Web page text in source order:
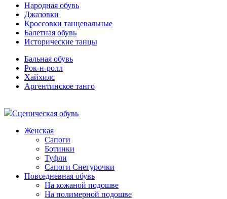
Народная обувь
Джазовки
Кроссовки танцевальные
Балетная обувь
Исторические танцы
Бальная обувь
Рок-н-ролл
Хайхилс
Аргентинское танго
Сценическая обувь
Женская
Сапоги
Ботинки
Туфли
Сапоги Снегурочки
Повседневная обувь
На кожаной подошве
На полимерной подошве